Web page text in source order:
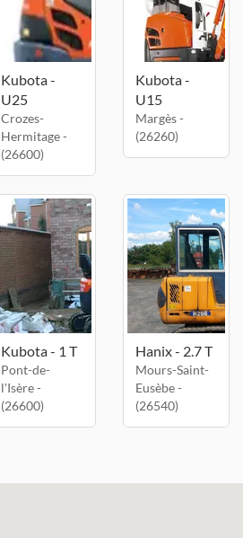
Kubota -
U25
Crozes-
Hermitage -
(26600)
Kubota -
U15
Margès -
(26260)
Kubota - 1 T
Pont-de-
l'Isère -
(26600)
Hanix - 2.7 T
Mours-Saint-
Eusèbe -
(26540)